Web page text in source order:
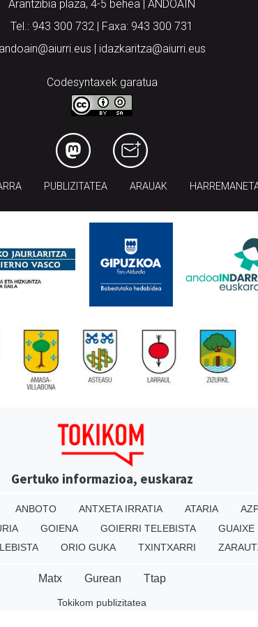
Arantzibia plaza, 4-5 behea | ANDOAIN
Tel.: 943 300 732 | Faxa: 943 300 731
andoain@aiurri.eus | idazkaritza@aiurri.eus
Codesyntaxek garatua
PUBLIZITATEA ARAUAK
Gertuko informazioa, euskaraz
ANBOTO ANTXETA IRRATIA ATARIA
GOIENA GOIERRI TELEBISTA GUAIXE
ORIO GUKA TXINTXARRI
Matx Gurean Ttap
Tokikom publizitatea